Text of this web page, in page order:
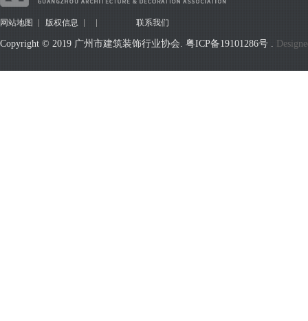
网站地图 版权信息 联系我们
Copyright © 2019 广州市建筑装饰行业协会. 粤ICP备19101286号